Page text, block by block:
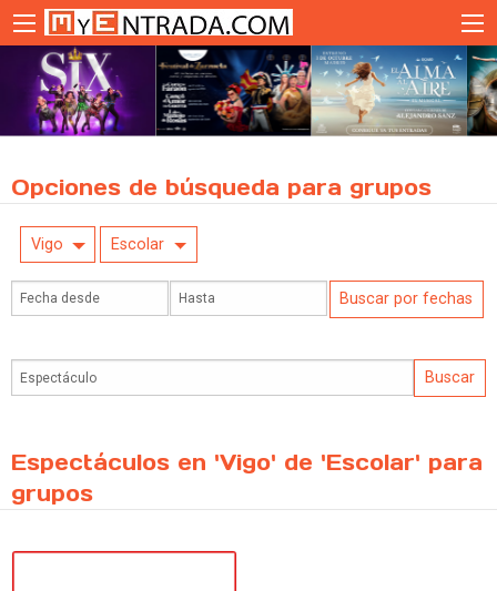
Opciones de búsqueda para grupos
Vigo Escolar
Espectáculos en 'Vigo' de 'Escolar' para
grupos